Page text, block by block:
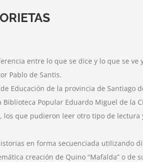
entre lo que se dice y lo que se ve
Pablo de Santis.
Educación de la provincia de Santiago
Popular Eduardo Miguel de la
que pudieron leer otro tipo de lectura
en forma secuenciada utilizando
creación de Quino “Mafalda” o de